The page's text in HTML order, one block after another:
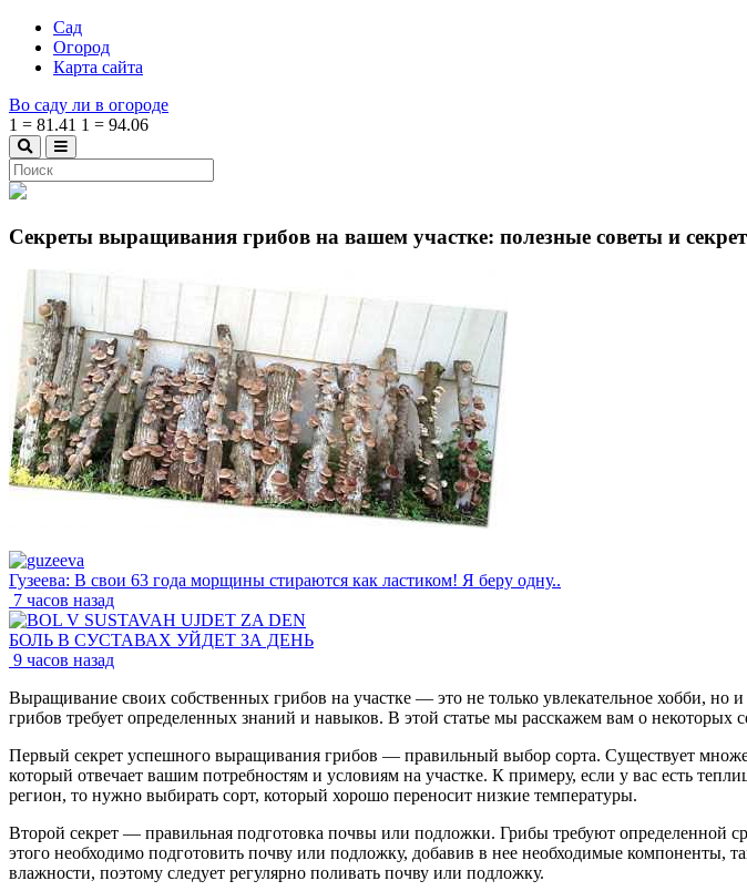
Сад
Огород
Карта сайта
Во саду ли в огороде
1 = 81.41 1 = 94.06
Секреты выращивания грибов на вашем участке: полезные советы и
Гузеева: В свои 63 года морщины стираются как ластиком! Я беру одну..
7 часов назад
БОЛЬ В СУСТАВАХ УЙДЕТ ЗА ДЕНЬ
9 часов назад
Выращивание своих собственных грибов на участке — это не только увлекательное хобби,
грибов требует определенных знаний и навыков. В этой статье мы расскажем вам о
Первый секрет успешного выращивания грибов — правильный выбор сорта. Существует
который отвечает вашим потребностям и условиям на участке. К примеру, если у вас есть
регион, то нужно выбирать сорт, который хорошо переносит низкие температуры.
Второй секрет — правильная подготовка почвы или подложки. Грибы требуют определенной
этого необходимо подготовить почву или подложку, добавив в нее необходимые
влажности, поэтому следует регулярно поливать почву или подложку.